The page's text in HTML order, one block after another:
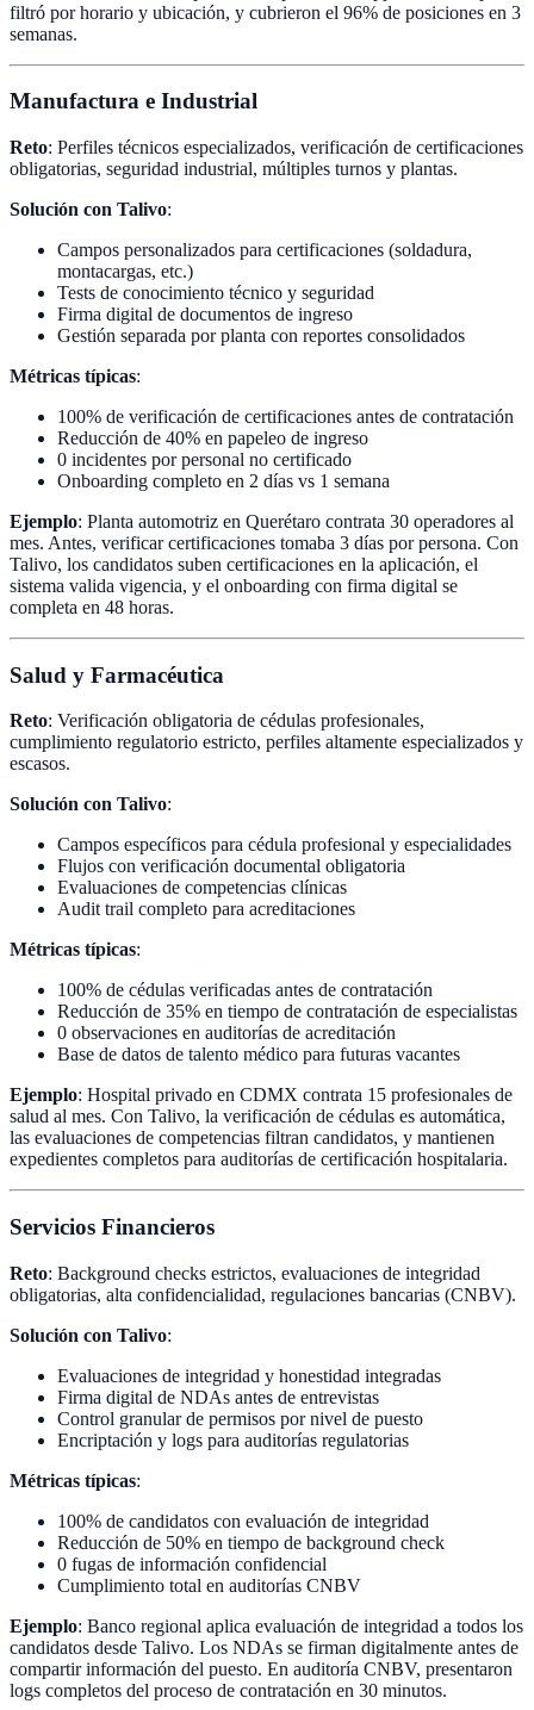
filtró por horario y ubicación, y cubrieron el 96% de posiciones en 3
semanas.
Manufactura e Industrial
Reto: Perfiles técnicos especializados, verificación de certificaciones
obligatorias, seguridad industrial, múltiples turnos y plantas.
Solución con Talivo:
Campos personalizados para certificaciones (soldadura,
montacargas, etc.)
Tests de conocimiento técnico y seguridad
Firma digital de documentos de ingreso
Gestión separada por planta con reportes consolidados
Métricas típicas:
100% de verificación de certificaciones antes de contratación
Reducción de 40% en papeleo de ingreso
0 incidentes por personal no certificado
Onboarding completo en 2 días vs 1 semana
Ejemplo: Planta automotriz en Querétaro contrata 30 operadores al
mes. Antes, verificar certificaciones tomaba 3 días por persona. Con
Talivo, los candidatos suben certificaciones en la aplicación, el
sistema valida vigencia, y el onboarding con firma digital se
completa en 48 horas.
Salud y Farmacéutica
Reto: Verificación obligatoria de cédulas profesionales,
cumplimiento regulatorio estricto, perfiles altamente especializados y
escasos.
Solución con Talivo:
Campos específicos para cédula profesional y especialidades
Flujos con verificación documental obligatoria
Evaluaciones de competencias clínicas
Audit trail completo para acreditaciones
Métricas típicas:
100% de cédulas verificadas antes de contratación
Reducción de 35% en tiempo de contratación de especialistas
0 observaciones en auditorías de acreditación
Base de datos de talento médico para futuras vacantes
Ejemplo: Hospital privado en CDMX contrata 15 profesionales de
salud al mes. Con Talivo, la verificación de cédulas es automática,
las evaluaciones de competencias filtran candidatos, y mantienen
expedientes completos para auditorías de certificación hospitalaria.
Servicios Financieros
Reto: Background checks estrictos, evaluaciones de integridad
obligatorias, alta confidencialidad, regulaciones bancarias (CNBV).
Solución con Talivo:
Evaluaciones de integridad y honestidad integradas
Firma digital de NDAs antes de entrevistas
Control granular de permisos por nivel de puesto
Encriptación y logs para auditorías regulatorias
Métricas típicas:
100% de candidatos con evaluación de integridad
Reducción de 50% en tiempo de background check
0 fugas de información confidencial
Cumplimiento total en auditorías CNBV
Ejemplo: Banco regional aplica evaluación de integridad a todos los
candidatos desde Talivo. Los NDAs se firman digitalmente antes de
compartir información del puesto. En auditoría CNBV, presentaron
logs completos del proceso de contratación en 30 minutos.